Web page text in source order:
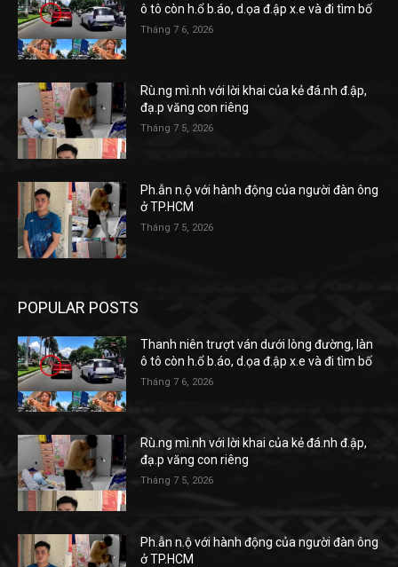
ô tô còn h.ổ b.áo, d.ọa đ.ập x.e và đi tìm bố
Tháng 7 6, 2026
Rù.ng mì.nh với lời khai của kẻ đá.nh đ.ập,
đạ.p văng con riêng
Tháng 7 5, 2026
Ph.ẫn n.ộ với hành động của người đàn ông
ở TP.HCM
Tháng 7 5, 2026
POPULAR POSTS
Thanh niên trượt ván dưới lòng đường, làn
ô tô còn h.ổ b.áo, d.ọa đ.ập x.e và đi tìm bố
Tháng 7 6, 2026
Rù.ng mì.nh với lời khai của kẻ đá.nh đ.ập,
đạ.p văng con riêng
Tháng 7 5, 2026
Ph.ẫn n.ộ với hành động của người đàn ông
ở TP.HCM